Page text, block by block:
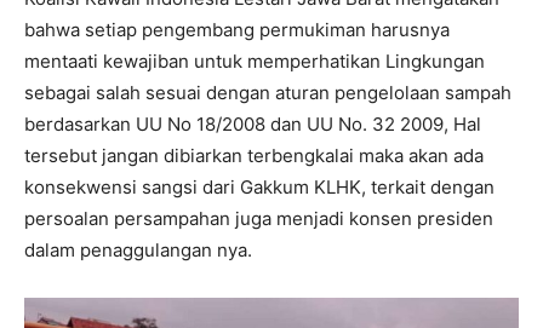
bahwa setiap pengembang permukiman harusnya
mentaati kewajiban untuk memperhatikan Lingkungan
sebagai salah sesuai dengan aturan pengelolaan sampah
berdasarkan UU No 18/2008 dan UU No. 32 2009, Hal
tersebut jangan dibiarkan terbengkalai maka akan ada
konsekwensi sangsi dari Gakkum KLHK, terkait dengan
persoalan persampahan juga menjadi konsen presiden
dalam penaggulangan nya.